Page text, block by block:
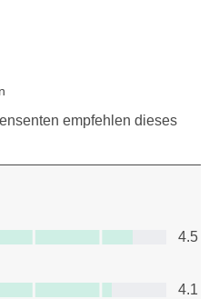
empfehlen dieses
5
4.5
5
4.1